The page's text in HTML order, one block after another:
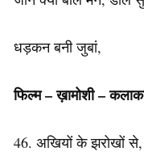
धड़कन बनी जुबां,
फिल्म – ख़ामोशी –
46. अखियों के झरोखों